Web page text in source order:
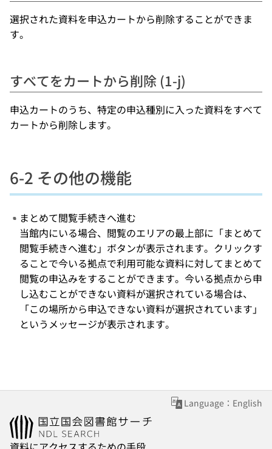
選択された資料を申込カートから削除することができま
す。
すべてをカートから削除 (1-j)
申込カートのうち、特定の申込種別に入った資料をすべて
カートから削除します。
6-2 その他の機能
まとめて閲覧手続きへ進む
当館内にいる場合、閲覧のエリアの最上部に「まとめて
閲覧手続きへ進む」ボタンが表示されます。クリックす
ることで今いる拠点で利用可能な資料に対してまとめて
閲覧の申込みをすることができます。今いる拠点から申
し込むことができない資料が選択されている場合は、
「この場所から申込できない資料が選択されています」
というメッセージが表示されます。
Language：English